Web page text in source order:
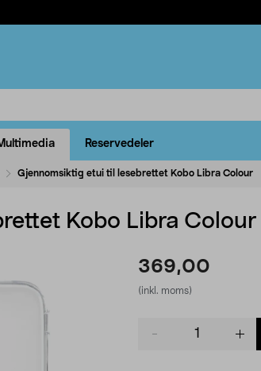
Reservedeler
Gjennomsiktig etui til lesebrettet Kobo Libra Colour
Kobo Libra Colour
369,00
(inkl. moms)